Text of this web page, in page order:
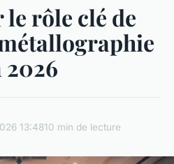
rôle clé de
2026
13:4810 min de lecture